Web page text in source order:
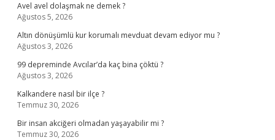
Avel avel dolaşmak ne demek ?
Ağustos 5, 2026
Altın dönüşümlü kur korumalı mevduat devam ediyor mu ?
Ağustos 3, 2026
99 depreminde Avcılar’da kaç bina çöktü ?
Ağustos 3, 2026
Kalkandere nasıl bir ilçe ?
Temmuz 30, 2026
Bir insan akciğeri olmadan yaşayabilir mi ?
Temmuz 30, 2026